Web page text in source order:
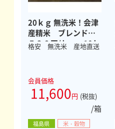
20ｋｇ 無洗米！会津
産精米 ブレンド
５８０円/ｋｇ 10ｋ
格安 無洗米 産地直送
会員価格
11,600円 (税抜)
/箱
福島県 米・穀物